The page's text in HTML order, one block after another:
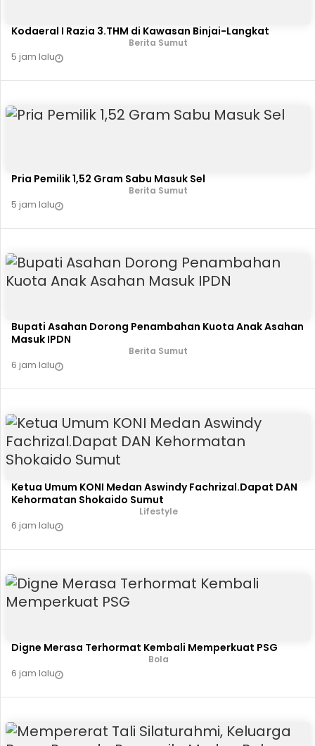
Kodaeral I Razia 3.THM di Kawasan Binjai-Langkat
Berita Sumut
5 jam lalu
Pria Pemilik 1,52 Gram Sabu Masuk Sel
Berita Sumut
5 jam lalu
Bupati Asahan Dorong Penambahan Kuota Anak Asahan
Masuk IPDN
Berita Sumut
6 jam lalu
Ketua Umum KONI Medan Aswindy Fachrizal.Dapat DAN
Kehormatan Shokaido Sumut
Lifestyle
6 jam lalu
Digne Merasa Terhormat Kembali Memperkuat PSG
Bola
6 jam lalu